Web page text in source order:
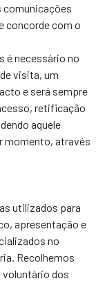
comunicações
concorde com o
é necessário no
visita, um
e será sempre
retificação
aquele
momento, através
utilizados para
apresentação e
no
Recolhemos
dos